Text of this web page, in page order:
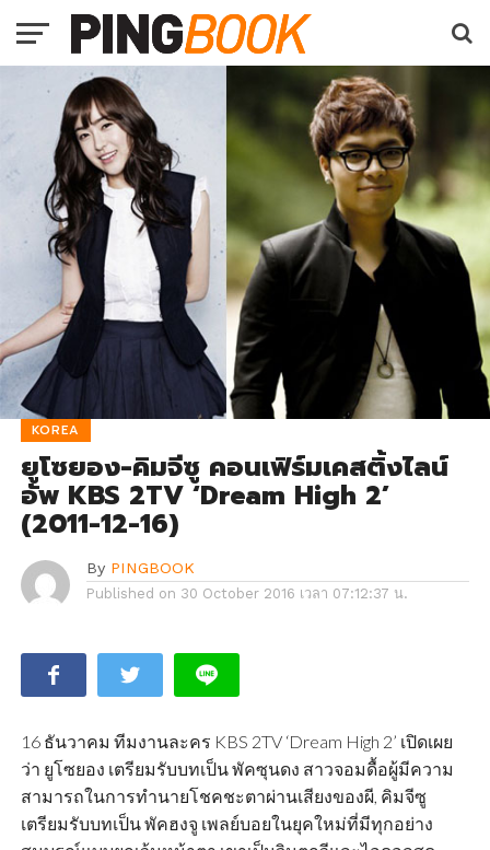
KOREA
ยูโซยอง-คิมจีซู คอนเฟิร์มเคสติ้งไลน์
อัพ KBS 2TV ‘Dream High 2’
(2011-12-16)
By PINGBOOK
Published on 30 October 2016 เวลา 07:12:37 น.
16 ธันวาคม ทีมงานละคร KBS 2TV ‘Dream High 2’ เปิดเผย
ว่า ยูโซยอง เตรียมรับบทเป็น พัคซุนดง สาวจอมดื้อผู้มีความ
สามารถในการทำนายโชคชะตาผ่านเสียงของผี, คิมจีซู
เตรียมรับบทเป็น พัคฮงจู เพลย์บอยในยุคใหม่ที่มีทุกอย่าง